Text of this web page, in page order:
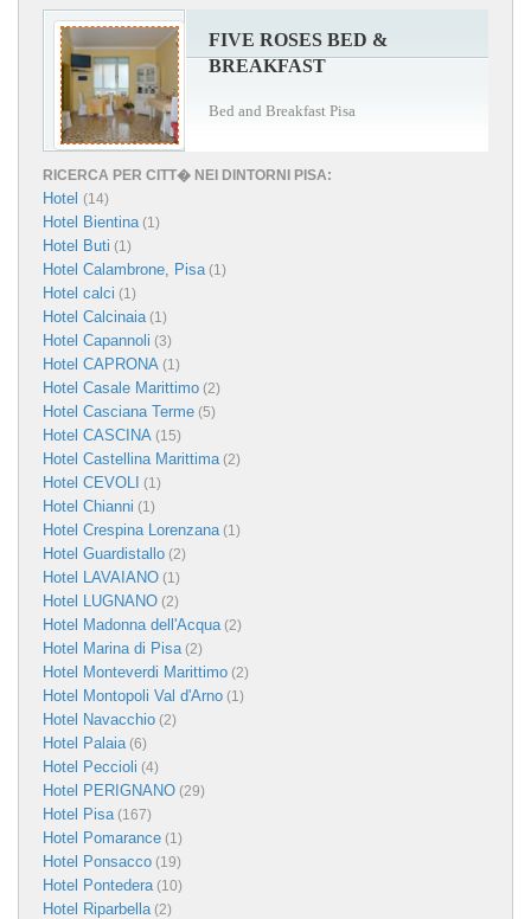
FIVE ROSES BED &
BREAKFAST
Bed and Breakfast Pisa
RICERCA PER CITT� NEI DINTORNI PISA:
Hotel (14)
Hotel Bientina(1)
Hotel Buti (1)
Hotel Calambrone, Pisa(1)
Hotel calci (1)
Hotel Calcinaia(1)
Hotel Capannoli (3)
Hotel CAPRONA (1)
Hotel Casale Marittimo (2)
Hotel Casciana Terme (5)
Hotel CASCINA (15)
Hotel Castellina Marittima(2)
Hotel CEVOLI (1)
Hotel Chianni (1)
Hotel Crespina Lorenzana(1)
Hotel Guardistallo (2)
Hotel LAVAIANO (1)
Hotel LUGNANO (2)
Hotel Madonna dell'Acqua(2)
Hotel Marina di Pisa(2)
Hotel Monteverdi Marittimo (2)
Hotel Montopoli Val d'Arno (1)
Hotel Navacchio (2)
Hotel Palaia(6)
Hotel Peccioli (4)
Hotel PERIGNANO (29)
Hotel Pisa(167)
Hotel Pomarance (1)
Hotel Ponsacco (19)
Hotel Pontedera(10)
Hotel Riparbella(2)